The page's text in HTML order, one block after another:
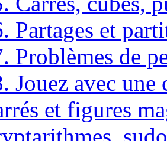
Partages et
Problèmes de
Jouez avec une
et figures